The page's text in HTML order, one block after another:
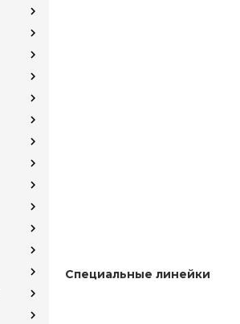
Специальные линейки